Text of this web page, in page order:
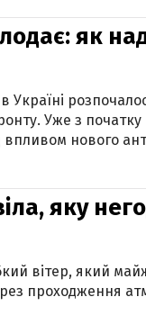
як
Уже з початку
впливом нового
яку
вітер, який
проходження